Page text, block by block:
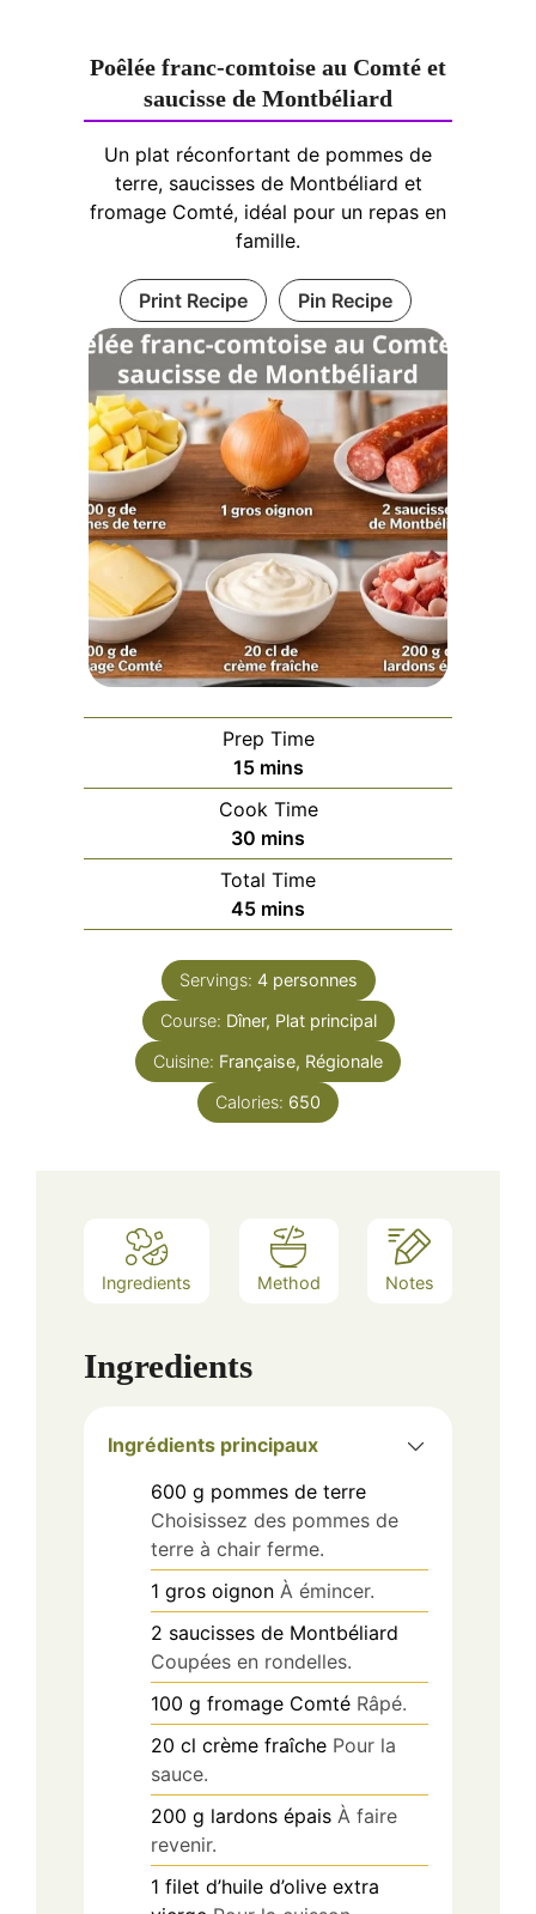
Poêlée franc-comtoise au Comté et
saucisse de Montbéliard
Un plat réconfortant de pommes de
terre, saucisses de Montbéliard et
fromage Comté, idéal pour un repas en
famille.
Print Recipe Pin Recipe
Prep Time
15minutes
mins
Cook Time
30 minutes
mins
Total Time
45minutes
mins
Servings: 4 personnes
Course: Dîner, Plat principal
Cuisine: Française, Régionale
Calories: 650
Ingredients Method Notes
Ingredients
Ingrédients principaux
600 g pommes de terre
Choisissez des pommes de
terre à chair ferme.
1 gros oignon À émincer.
2 saucisses de Montbéliard
Coupées en rondelles.
100 g fromage Comté Râpé.
20 cl crème fraîche Pour la
sauce.
200 g lardons épais À faire
revenir.
1 filet d’huile d’olive extra